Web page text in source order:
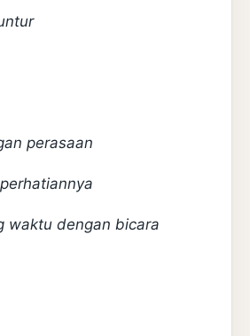
perasaan
waktu dengan bicara